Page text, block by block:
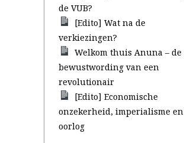
de VUB?
[Edito] Wat na de
verkiezingen?
Welkom thuis Anuna – de
bewustwording van een
revolutionair
[Edito] Economische
onzekerheid, imperialisme en
oorlog